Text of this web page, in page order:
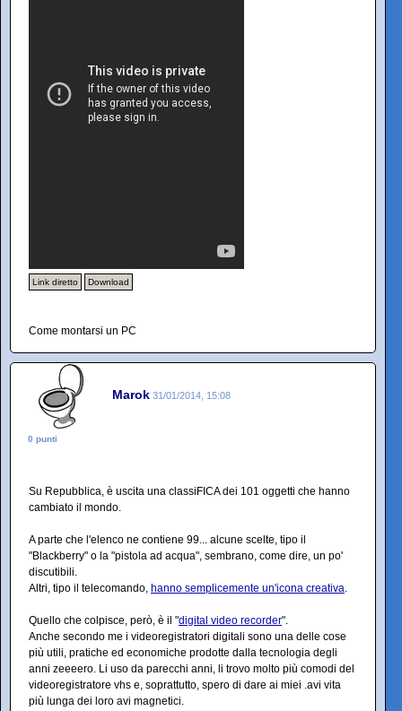
Link diretto Download
Come montarsi un PC
Marok 31/01/2014, 15:08
0 punti
Su Repubblica, è uscita una classiFICA dei 101 oggetti che hanno
cambiato il mondo.
A parte che l'elenco ne contiene 99... alcune scelte, tipo il
"Blackberry" o la "pistola ad acqua", sembrano, come dire, un po'
discutibili.
Altri, tipo il telecomando, hanno semplicemente un'icona creativa.
Quello che colpisce, però, è il "digital video recorder".
Anche secondo me i videoregistratori digitali sono una delle cose
più utili, pratiche ed economiche prodotte dalla tecnologia degli
anni zeeeero. Li uso da parecchi anni, li trovo molto più comodi del
videoregistratore vhs e, soprattutto, spero di dare ai miei .avi vita
più lunga dei loro avi magnetici.